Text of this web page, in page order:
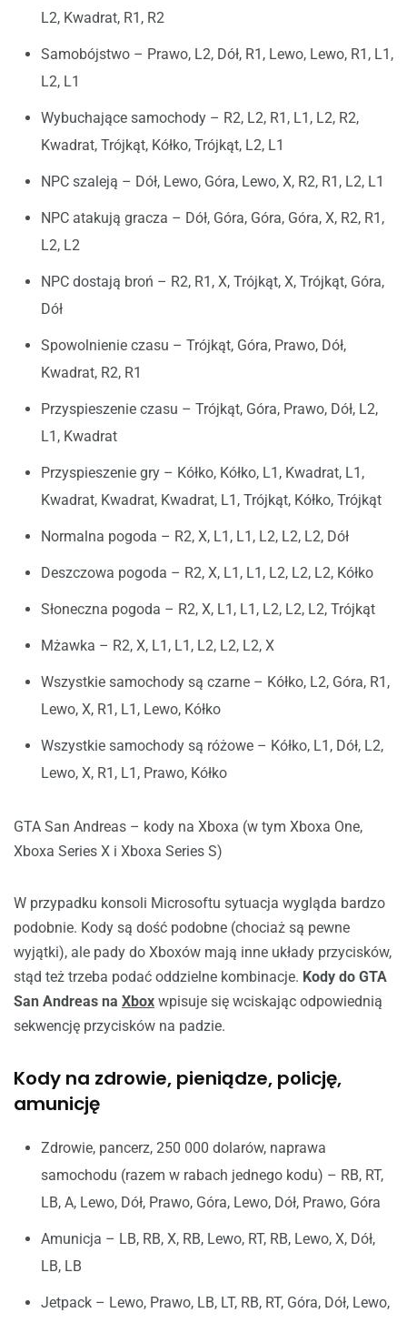
L2, Kwadrat, R1, R2
Samobójstwo – Prawo, L2, Dół, R1, Lewo, Lewo, R1, L1,
L2, L1
Wybuchające samochody – R2, L2, R1, L1, L2, R2,
Kwadrat, Trójkąt, Kółko, Trójkąt, L2, L1
NPC szaleją – Dół, Lewo, Góra, Lewo, X, R2, R1, L2, L1
NPC atakują gracza – Dół, Góra, Góra, Góra, X, R2, R1,
L2, L2
NPC dostają broń – R2, R1, X, Trójkąt, X, Trójkąt, Góra,
Dół
Spowolnienie czasu – Trójkąt, Góra, Prawo, Dół,
Kwadrat, R2, R1
Przyspieszenie czasu – Trójkąt, Góra, Prawo, Dół, L2,
L1, Kwadrat
Przyspieszenie gry – Kółko, Kółko, L1, Kwadrat, L1,
Kwadrat, Kwadrat, Kwadrat, L1, Trójkąt, Kółko, Trójkąt
Normalna pogoda – R2, X, L1, L1, L2, L2, L2, Dół
Deszczowa pogoda – R2, X, L1, L1, L2, L2, L2, Kółko
Słoneczna pogoda – R2, X, L1, L1, L2, L2, L2, Trójkąt
Mżawka – R2, X, L1, L1, L2, L2, L2, X
Wszystkie samochody są czarne – Kółko, L2, Góra, R1,
Lewo, X, R1, L1, Lewo, Kółko
Wszystkie samochody są różowe – Kółko, L1, Dół, L2,
Lewo, X, R1, L1, Prawo, Kółko
GTA San Andreas – kody na Xboxa (w tym Xboxa One,
Xboxa Series X i Xboxa Series S)
W przypadku konsoli Microsoftu sytuacja wygląda bardzo
podobnie. Kody są dość podobne (chociaż są pewne
wyjątki), ale pady do Xboxów mają inne układy przycisków,
stąd też trzeba podać oddzielne kombinacje. Kody do GTA
San Andreas na Xbox wpisuje się wciskając odpowiednią
sekwencję przycisków na padzie.
Kody na zdrowie, pieniądze, policję,
amunicję
Zdrowie, pancerz, 250 000 dolarów, naprawa
samochodu (razem w rabach jednego kodu) – RB, RT,
LB, A, Lewo, Dół, Prawo, Góra, Lewo, Dół, Prawo, Góra
Amunicja – LB, RB, X, RB, Lewo, RT, RB, Lewo, X, Dół,
LB, LB
Jetpack – Lewo, Prawo, LB, LT, RB, RT, Góra, Dół, Lewo,